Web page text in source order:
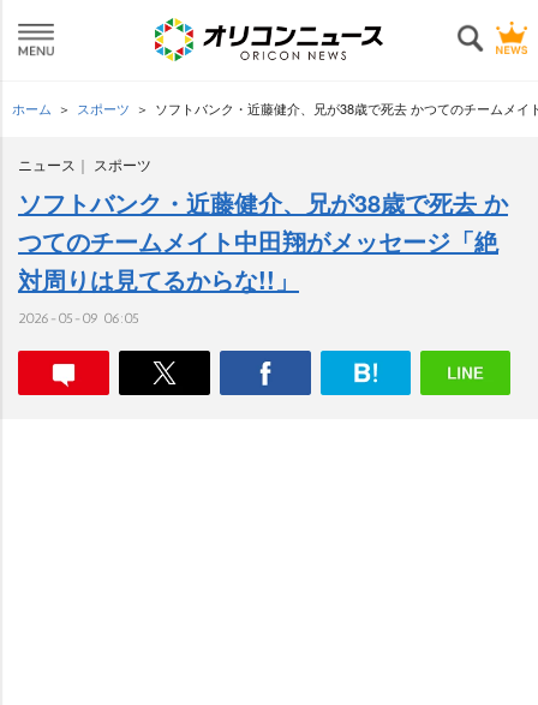
ホーム スポーツ ソフトバンク・近藤健介、兄が38歳で死去 かつてのチームメ
ニュース スポーツ
ソフトバンク・近藤健介、兄が38歳で死去 か
つてのチームメイト中田翔がメッセージ「絶
対周りは見てるからな!!」
2026-05-09 06:05